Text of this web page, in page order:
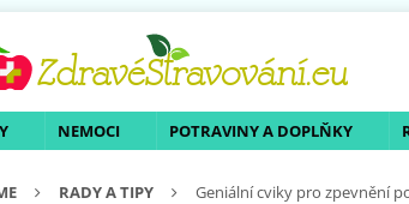
NEMOCI POTRAVINY A DOPLŇKY
RADY A TIPY
Geniální cviky pro zpevnění